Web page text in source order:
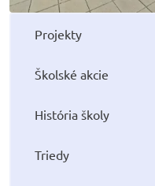
Projekty
Školské akcie
História školy
Triedy